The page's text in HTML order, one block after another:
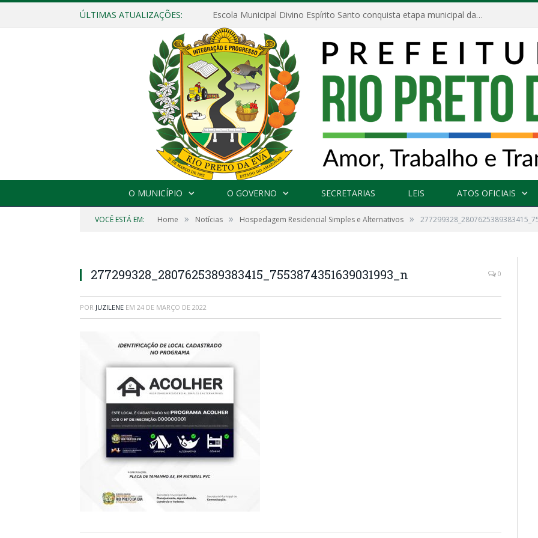
ÚLTIMAS ATUALIZAÇÕES: Escola Municipal Divino Espírito Santo conquista etapa municipal da V Feira Amazonense de Matemática
O MUNICÍPIO O GOVERNO SECRETARIAS LEIS ATOS OFICIAIS
VOCÊ ESTÁ EM: Home » Notícias » Hospedagem Residencial Simples e Alternativos »
277299328_2807625389383415_7553874351639031993_n 0
POR JUZILENE EM 24 DE MARÇO DE 2022